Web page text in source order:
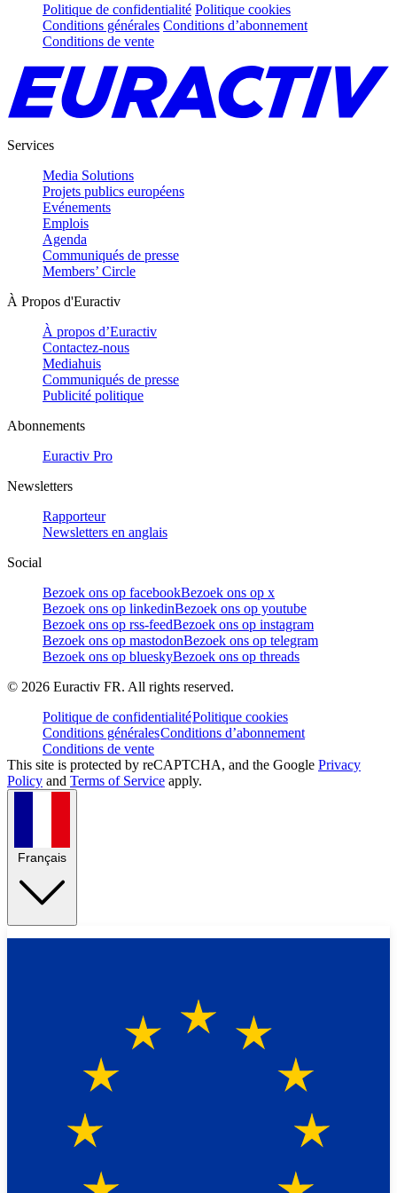
Politique de confidentialité Politique cookies
Conditions générales Conditions d’abonnement
Conditions de vente
Services
Media Solutions
Projets publics européens
Evénements
Emplois
Agenda
Communiqués de presse
Members’ Circle
À Propos d'Euractiv
À propos d’Euractiv
Contactez-nous
Mediahuis
Communiqués de presse
Publicité politique
Abonnements
Euractiv Pro
Newsletters
Rapporteur
Newsletters en anglais
Social
Bezoek ons op facebookBezoek ons op x
Bezoek ons op linkedinBezoek ons op youtube
Bezoek ons op rss-feedBezoek ons op instagram
Bezoek ons op mastodonBezoek ons op telegram
Bezoek ons op blueskyBezoek ons op threads
© 2026 Euractiv FR. All rights reserved.
Politique de confidentialitéPolitique cookies
Conditions généralesConditions d’abonnement
Conditions de vente
This site is protected by reCAPTCHA, and the Google Privacy
Policy and Terms of Service apply.
Français